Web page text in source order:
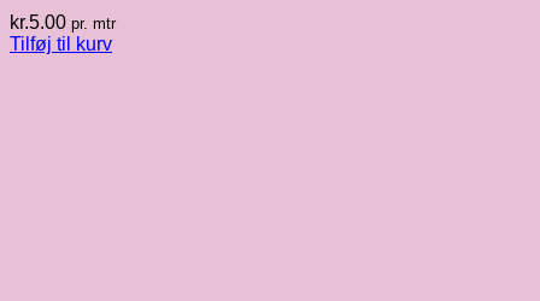
kr.5.00 pr. mtr
Tilføj til kurv